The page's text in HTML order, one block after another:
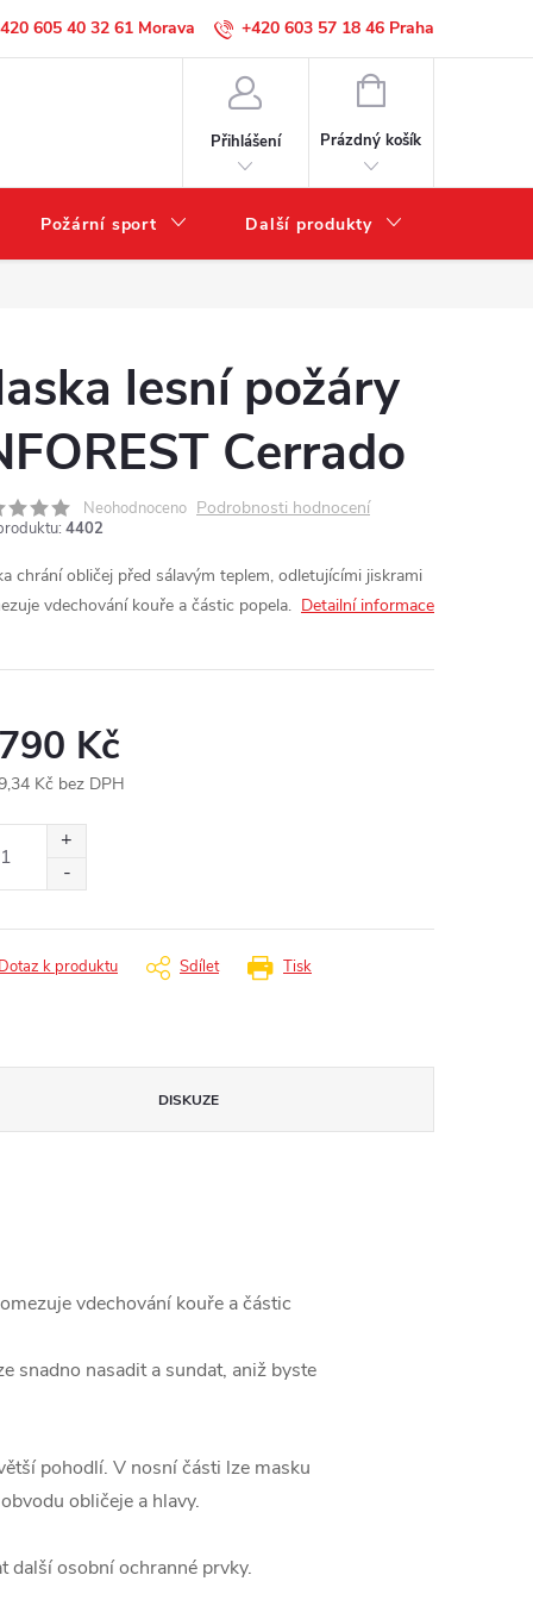
605 40 32 61 +420 603 57 18 46
Přihlášení
NÁKUPNÍ
Prázdný košík
Požární sport Další produkty
lesní požáry
Cerrado
Neohodnoceno Podrobnosti hodnocení
4402
chrání obličej před sálavým teplem, odletujícími jiskrami
vdechování kouře a částic popela. Detailní informace
Kč
Kč bez DPH
Tisk
Dotaz k produktu Sdílet
DISKUZE
vdechování kouře a částic
snadno nasadit a sundat, aniž byste
pohodlí. V nosní části lze masku
obličeje a hlavy.
další osobní ochranné prvky.